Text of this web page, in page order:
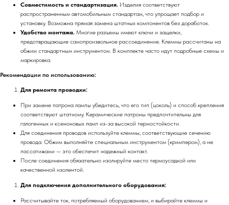
Совместимость и стандартизация. Изделия соответствуют
распространенным автомобильным стандартам, что упрощает подбор и
установку. Возможна прямая замена штатных компонентов без доработок.
Удобство монтажа. Многие разъемы имеют ключи и защелки,
предотвращающие самопроизвольное рассоединение. Клеммы рассчитаны на
обжим стандартным инструментом. В комплекте часто идут подробные схемы и
маркировка.
Рекомендации по использованию:
Для ремонта проводки:
При замене патрона лампы убедитесь, что его тип (цоколь) и способ крепления
соответствуют штатному. Керамические патроны предпочтительны для
галогенных и ксеноновых ламп из-за высокой термостойкости.
Для соединения проводов используйте клеммы, соответствующие сечению
провода. Обжим выполняйте специальным инструментом (кримпером), а не
пассатижами — это обеспечит надежный контакт.
После соединения обязательно изолируйте место термоусадкой или
качественной изолентой.
Для подключения дополнительного оборудования:
Рассчитывайте ток, потребляемый оборудованием, и выбирайте клеммы и